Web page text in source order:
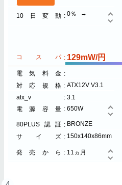
10日変動 0％
コスパ 129mW/円
電気料金
対応規格
ATX12V V3.1
atx_v
3.1
電源容量
650W
80PLUS認証
BRONZE
サイズ
150x140x86mm
発売から 11ヵ月